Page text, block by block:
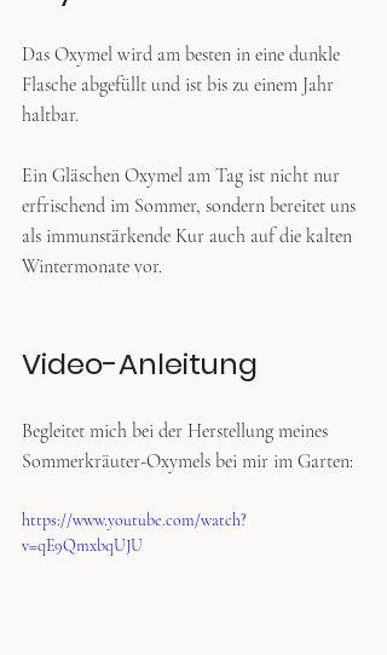
Das Oxymel wird am besten in eine dunkle
Flasche abgefüllt und ist bis zu einem Jahr
haltbar.
Ein Gläschen Oxymel am Tag ist nicht nur
erfrischend im Sommer, sondern bereitet uns
als immunstärkende Kur auch auf die kalten
Wintermonate vor.
Video-Anleitung
Begleitet mich bei der Herstellung meines
Sommerkräuter-Oxymels bei mir im Garten:
https://www.youtube.com/watch?
v=qE9QmxbqUJU